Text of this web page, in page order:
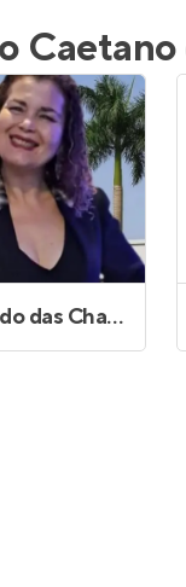
Caetano
Ira Azevedo das Chagas